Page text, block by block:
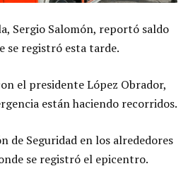
Sergio Salomón, reportó saldo
se registró esta tarde.
el presidente López Obrador,
están haciendo recorridos.
de Seguridad en los alrededores
se registró el epicentro.